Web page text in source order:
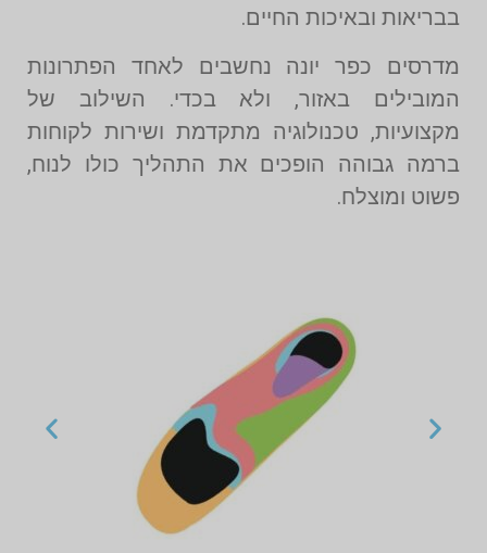
בבריאות ובאיכות החיים.
מדרסים כפר יונה נחשבים לאחד הפתרונות
המובילים באזור, ולא בכדי. השילוב של
מקצועיות, טכנולוגיה מתקדמת ושירות לקוחות
ברמה גבוהה הופכים את התהליך כולו לנוח,
פשוט ומוצלח.